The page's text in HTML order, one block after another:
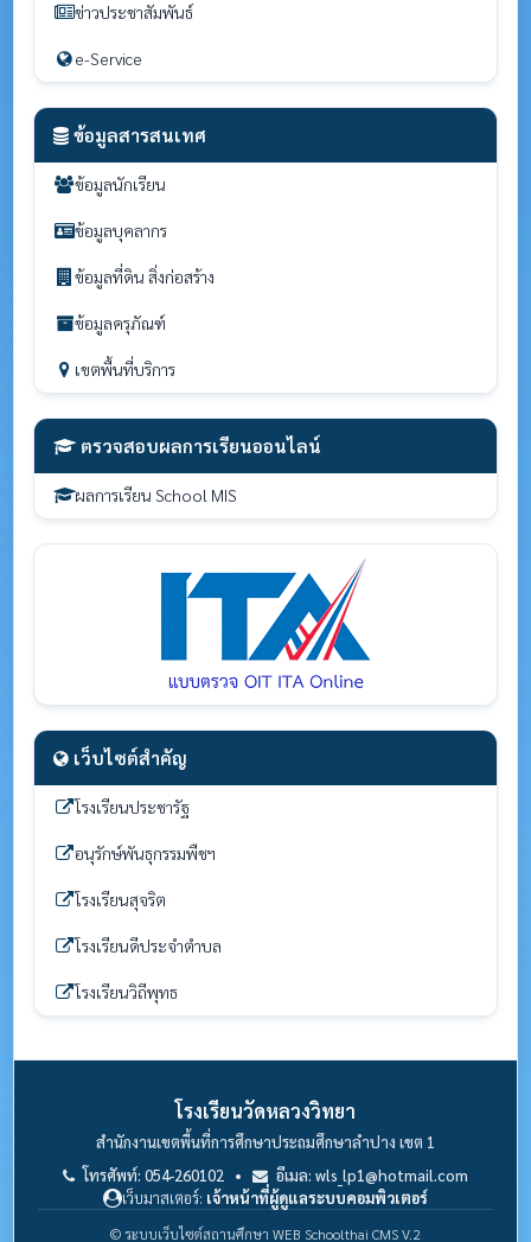
ข่าวประชาสัมพันธ์
e-Service
ข้อมูลสารสนเทศ
ข้อมูลนักเรียน
ข้อมูลบุคลากร
ข้อมูลที่ดิน สิ่งก่อสร้าง
ข้อมูลครุภัณฑ์
เขตพื้นที่บริการ
ตรวจสอบผลการเรียนออนไลน์
ผลการเรียน School MIS
เว็บไซต์สำคัญ
โรงเรียนประชารัฐ
อนุรักษ์พันธุกรรมพืชฯ
โรงเรียนสุจริต
โรงเรียนดีประจำตำบล
โรงเรียนวิถีพุทธ
โรงเรียนวัดหลวงวิทยา
สำนักงานเขตพื้นที่การศึกษาประถมศึกษาลำปาง เขต 1
โทรศัพท์: 054-260102 •
อีเมล: wls_lp1@hotmail.com
เว็บมาสเตอร์: เจ้าหน้าที่ผู้ดูแลระบบคอมพิวเตอร์
© ระบบเว็บไซต์สถานศึกษา WEB Schoolthai CMS V.2